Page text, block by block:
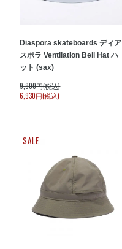
Diaspora skateboards ディア
スポラ Ventilation Bell Hat ハ
ット (sax)
9,900円(税込)
6,930円(税込)
SALE